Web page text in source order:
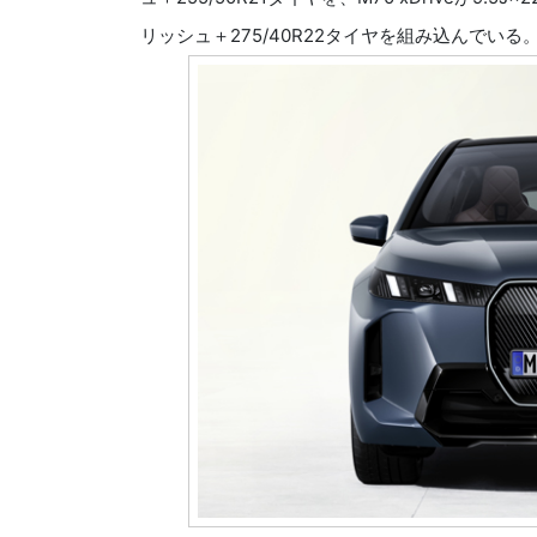
リッシュ＋275/40R22タイヤを組み込んでいる